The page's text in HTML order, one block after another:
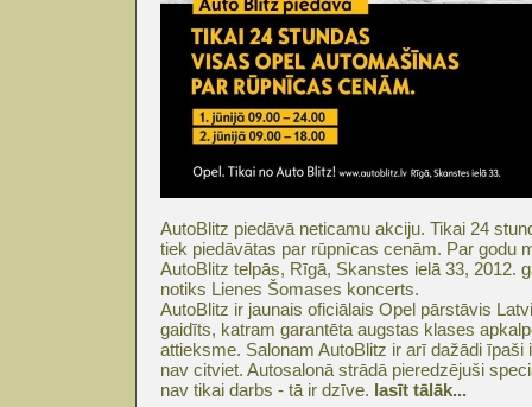
AutoBlitz piedāvā neticamu akciju. Tikai 24
tiek piedāvātas par rūpnīcas cenām. Par godu
AutoBlitz telpās, Rīgā, Skanstes ielā 33, 2012.
notiks Lienes Šomases koncerts.
AutoBlitz ir jaunais oficiālais Opel pārstāvis
gaidīts, katram garantēta augstas klases
attieksme. Salonam AutoBlitz ir arī dažādi īpaši
nav citviet. Autosalonā strādā pieredzējuši
nav tikai darbs - tā ir dzīve. lasīt tālāk...